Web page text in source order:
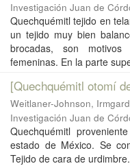
Investigación Juan de
Quechquémitl tejido en
un tejido muy bien
brocadas, son motivos
femeninas. En la parte
[Quechquémitl otomí
Weitlaner-Johnson,
Investigación Juan de
Quechquémitl
estado de México. Se
Tejido de cara de